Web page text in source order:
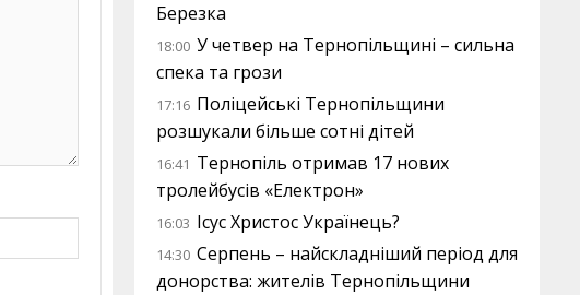
Березка
18:00 У четвер на Тернопільщині – сильна
спека та грози
17:16 Поліцейські Тернопільщини
розшукали більше сотні дітей
16:41 Тернопіль отримав 17 нових
тролейбусів «Електрон»
16:03 Ісус Христос Українець?
14:30 Серпень – найскладніший період для
донорства: жителів Тернопільщини